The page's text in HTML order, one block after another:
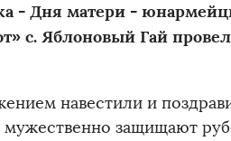
- Дня матери -
с. Яблоновый Гай
навестили и
мужественно защищают